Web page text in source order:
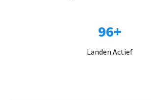
96+
Landen Actief